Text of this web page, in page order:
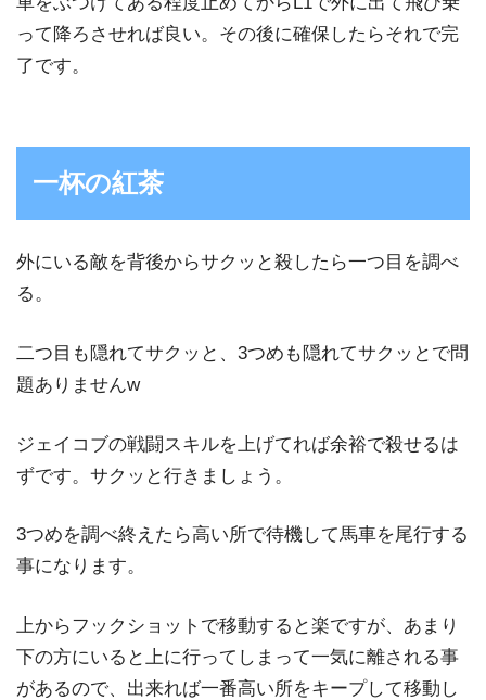
って降ろさせれば良い。その後に確保したらそれで完
了です。
一杯の紅茶
外にいる敵を背後からサクッと殺したら一つ目を調べ
る。
二つ目も隠れてサクッと、3つめも隠れてサクッとで問
題ありませんw
ジェイコブの戦闘スキルを上げてれば余裕で殺せるは
ずです。サクッと行きましょう。
3つめを調べ終えたら高い所で待機して馬車を尾行する
事になります。
上からフックショットで移動すると楽ですが、あまり
下の方にいると上に行ってしまって一気に離される事
があるので、出来れば一番高い所をキープして移動し